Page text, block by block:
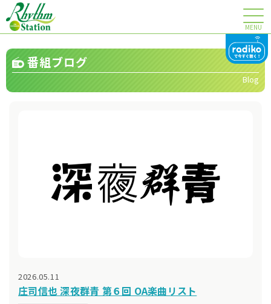
MENU
番組ブログ
Blog
2026.05.11
庄司信也 深夜群青 第６回 OA楽曲リスト